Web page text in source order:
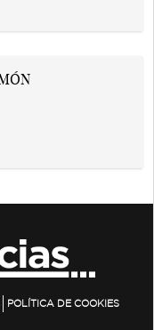
POLÍTICA DE COOKIES